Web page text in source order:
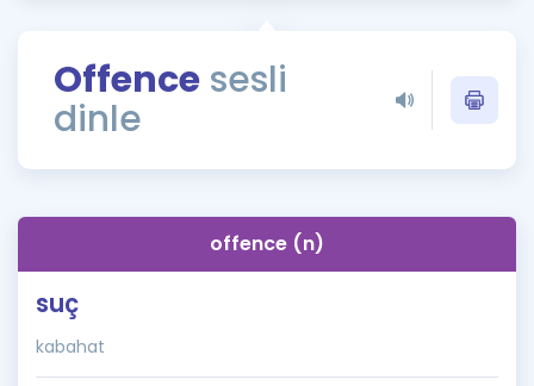
Rehberlik Aracı
ÖSYM Sınav Takvimi
İngilizce Gramer
Offence sesli
dinle
offence (n)
suç
kabahat